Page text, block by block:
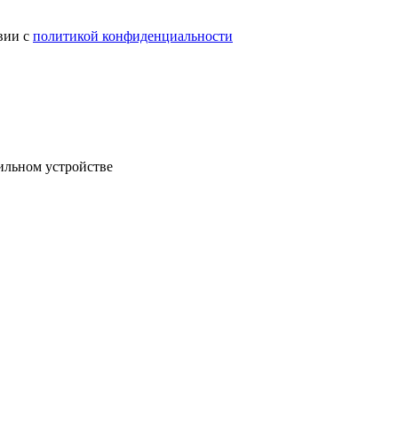
с политикой конфиденциальности
устройстве